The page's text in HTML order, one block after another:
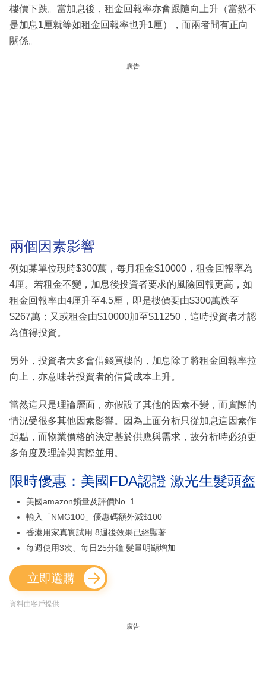
樓價下跌。當加息後，租金回報率亦會跟隨向上升（當然不
是加息1厘就等如租金回報率也升1厘），而兩者間有正向
關係。
廣告
兩個因素影響
例如某單位現時$300萬，每月租金$10000，租金回報率為
4厘。若租金不變，加息後投資者要求的風險回報更高，如
租金回報率由4厘升至4.5厘，即是樓價要由$300萬跌至
$267萬；又或租金由$10000加至$11250，這時投資者才認
為值得投資。
另外，投資者大多會借錢買樓的，加息除了將租金回報率拉
向上，亦意味著投資者的借貸成本上升。
當然這只是理論層面，亦假設了其他的因素不變，而實際的
情況受很多其他因素影響。因為上面分析只從加息這因素作
起點，而物業價格的決定基於供應與需求，故分析時必須更
多角度及理論與實際並用。
限時優惠：美國FDA認證 激光生髮頭盔
美國amazon鎖量及評價No. 1
輸入「NMG100」優惠碼額外減$100
香港用家真實試用 8週後效果已經顯著
每週使用3次、每日25分鐘 髮量明顯增加
立即選購
資料由客戶提供
廣告